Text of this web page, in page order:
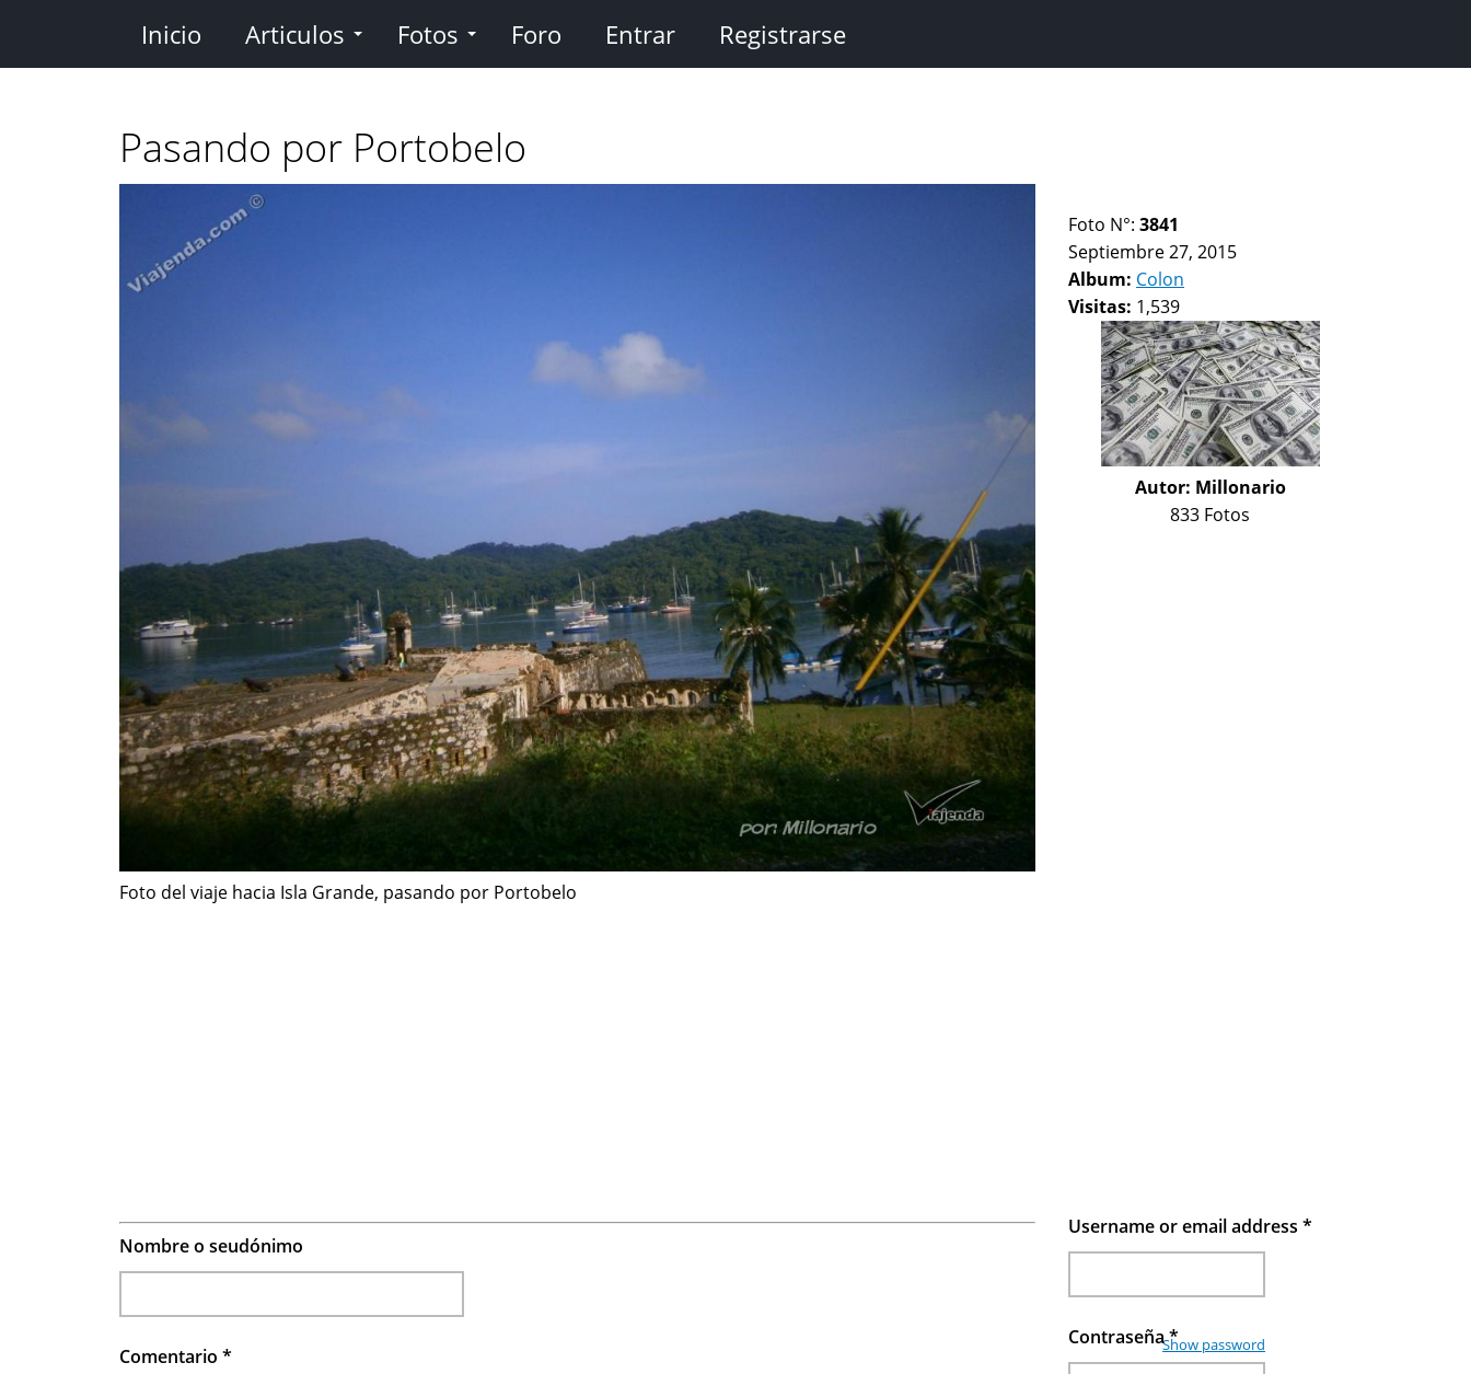
contenido
Inicio Articulos Fotos Foro Entrar Registrarse
Pasando por Portobelo
Foto del viaje hacia Isla Grande, pasando por Portobelo
Foto N°: 3841
Septiembre 27, 2015
Album: Colon
Visitas: 1,539
Autor: Millonario
833 Fotos
Nombre o seudónimo
Comentario *
Username or email address *
Contraseña*
Show password